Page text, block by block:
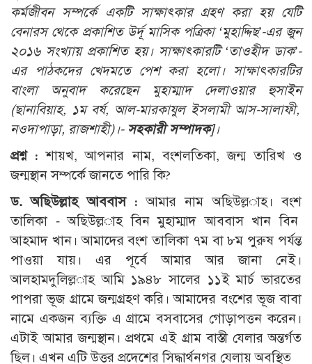
কর্মজীবন সম্পর্কে একটি সাক্ষাৎকার গ্রহণ করা হয় যেটি
বেনারস থেকে প্রকাশিত উর্দূ মাসিক পত্রিকা ‘মুহাদ্দিছ’-এর জুন
২০১৬ সংখ্যায় প্রকাশিত হয়। সাক্ষাৎকারটি ‘তাওহীদ ডাক’-
এর পাঠকদের খেদমতে পেশ করা হলো। সাক্ষাৎকারটির
বাংলা অনুবাদ করেছেন মুহাম্মাদ দেলাওয়ার হুসাইন
(ছানাবিয়াহ, ১ম বর্ষ, আল-মারকাযুল ইসলামী আস-সালাফী,
নওদাপাড়া, রাজশাহী)।- সহকারী সম্পাদক]।
প্রশ্ন : শায়খ, আপনার নাম, বংশলতিকা, জন্ম তারিখ ও
জন্মস্থান সম্পর্কে জানতে পারি কি?
ড. অছিউল্লাহ আববাস : আমার নাম অছিউল্ল­াহ। বংশ
তালিকা - অছিউল্ল­াহ বিন মুহাম্মাদ আববাস খান বিন
আহমাদ খান। আমাদের বংশ তালিকা ৭ম বা ৮ম পুরুষ পর্যন্ত
পাওয়া যায়। এর পূর্বে আমার আর জানা নেই।
আলহামদুলিল্ল­াহ আমি ১৯৪৮ সালের ১১ই মার্চ ভারতের
পাপরা ভূজ গ্রামে জন্মগ্রহণ করি। আমাদের বংশের ভূজ বাবা
নামে একজন ব্যক্তি এ গ্রামে বসবাসের গোড়াপত্তন করেন।
এটাই আমার জন্মস্থান। প্রথমে এই গ্রাম বাস্তী যেলার অন্তর্গত
ছিল। এখন এটি উত্তর প্রদেশের সিদ্ধার্থনগর যেলায় অবস্থিত